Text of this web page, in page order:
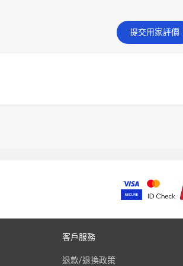
提交用家評價
客戶服務
退款/退換政策